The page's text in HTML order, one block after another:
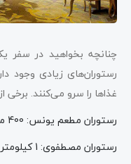
چنانچه بخواهید در سفر
رستوران‌های زیادی وجود
غذاها را سرو می‌کنند. برخی
رستوران مطعم یونس: 400 متر فاصله، 2 دقیقه
رستوران مصطفوی: 1 کیلومتر فاصله، 8 دقیقه